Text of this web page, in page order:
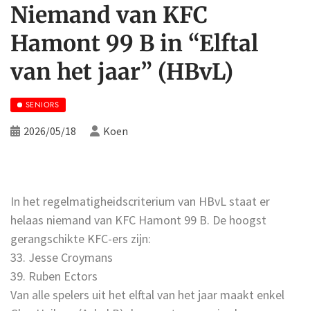
Niemand van KFC
Hamont 99 B in “Elftal
van het jaar” (HBvL)
SENIORS
2026/05/18 Koen
In het regelmatigheidscriterium van HBvL staat er
helaas niemand van KFC Hamont 99 B. De hoogst
gerangschikte KFC-ers zijn:
33. Jesse Croymans
39. Ruben Ectors
Van alle spelers uit het elftal van het jaar maakt enkel